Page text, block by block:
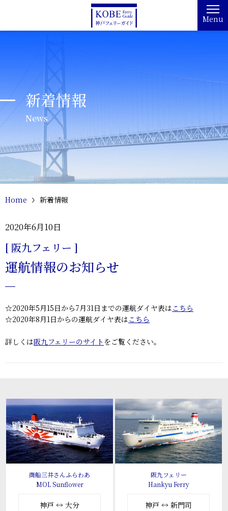
Menu
新着情報
News
Home 新着情報
2020年6月10日
[ 阪九フェリー ]
運航情報のお知らせ
☆2020年5月15日から7月31日までの運航ダイヤ表は こちら
☆2020年8月1日からの運航ダイヤ表は こちら
詳しくは阪九フェリーのサイト をご覧ください。
商船三井さんふらわあ
MOL Sunflower
神戸 ↔ 大分
阪九フェリー
Hankyu Ferry
神戸 ↔ 新門司